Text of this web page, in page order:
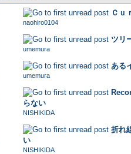
Ｃｕ
naohiro0104
416 Vote(s) - 2.85 out of
ツリ
umemura
325 Vote(s) - 2.94 out of 5
ある
umemura
291 Vote(s) - 2.96 out of
らない
NISHIKIDA
311 Vote(s) - 2.75 out of 5
折れ
い
NISHIKIDA